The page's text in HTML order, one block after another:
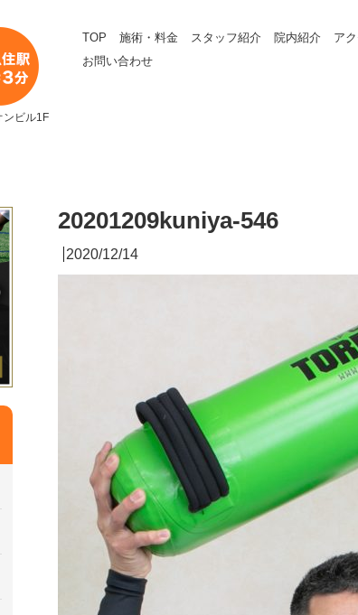
ンビル1F
TOP 施術・料金 スタッフ紹介 院内紹介 ア
お問い合わせ
20201209kuniya-546
2020/12/14